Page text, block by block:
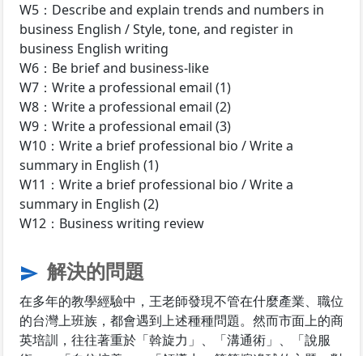
W5：Describe and explain trends and numbers in
business English / Style, tone, and register in
business English writing
W6：Be brief and business-like
W7：Write a professional email (1)
W8：Write a professional email (2)
W9：Write a professional email (3)
W10：Write a brief professional bio / Write a
summary in English (1)
W11：Write a brief professional bio / Write a
summary in English (2)
W12：Business writing review
send 解決的問題
在多年的教學經驗中，王老師發現不管在什麼產業、職位
的台灣上班族，都會遇到上述種種問題。然而市面上的商
英培訓，往往著重於「斡旋力」、「溝通術」、「說服